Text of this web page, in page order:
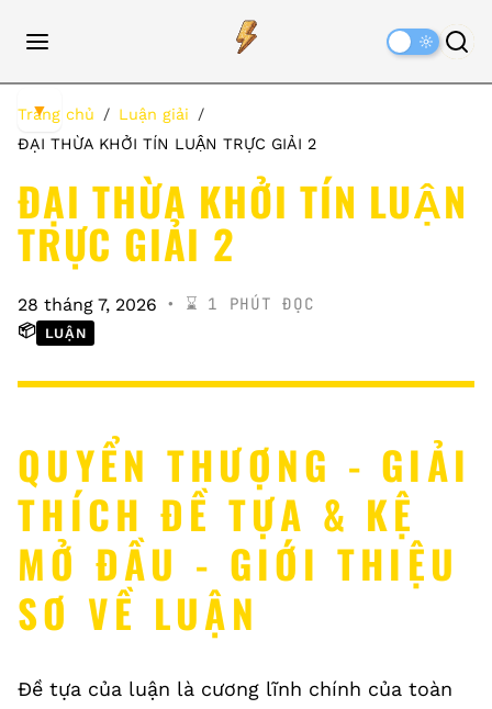
Trang chủ
Luận giải
ĐẠI THỪA KHỞI TÍN LUẬN TRỰC GIẢI 2
ĐẠI THỪA KHỞI TÍN LUẬN
TRỰC GIẢI 2
28 tháng 7, 2026 ⌛️ 1 PHÚT ĐỌC
📦 LUẬN
QUYỂN THƯỢNG - GIẢI
THÍCH ĐỀ TỰA & KỆ
MỞ ĐẦU - GIỚI THIỆU
SƠ VỀ LUẬN
Đề tựa của luận là cương lĩnh chính của toàn
▼